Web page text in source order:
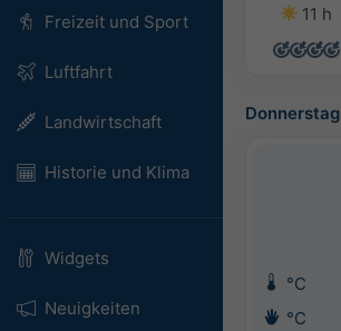
Freizeit und Sport
Luftfahrt
Landwirtschaft
Historie und Klima
Widgets
Neuigkeiten
11 h
Donnerstag
°C
°C